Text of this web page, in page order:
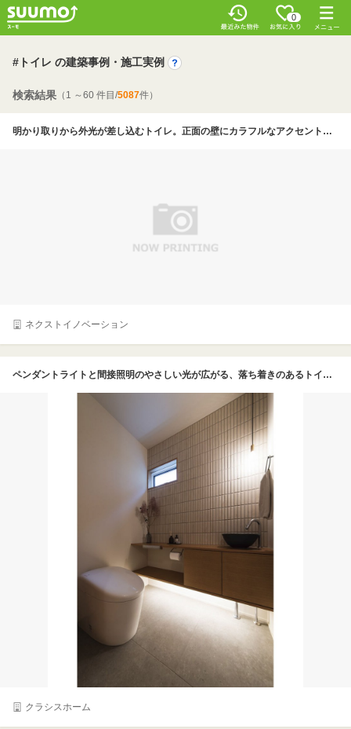
0
#トイレ の建築事例・施工実例
検索結果 （1 ～60 件目/5087件）
明かり取りから外光が差し込むトイレ。正面の壁にカラフルなアクセントクロスを貼りつけたほか、星形の飾りつきのライトやキュートな小物などを配したことで明るい印象を与えている【価格、2000万円台、ルーフバルコニー、施工例、東京】
ネクストイノベーション
ペンダントライトと間接照明のやさしい光が広がる、落ち着きのあるトイレ。壁面の白いタイルはあえてグレーの目地材を使い印象的に仕上げた。キッチン・洗面室・脱衣室・トイレと水廻りは同じタイルの色違いを使用することで、住まい全体の統一感を演出している
クラシスホーム